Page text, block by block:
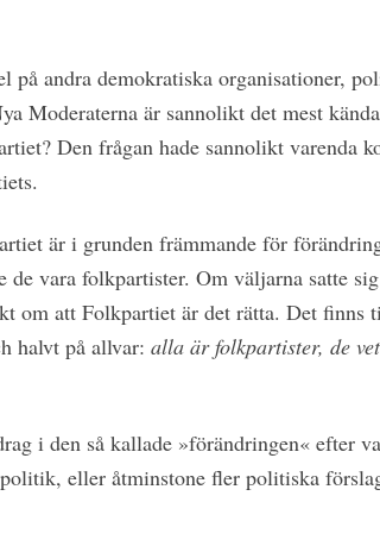
på andra demokratiska organisationer,
Moderaterna är sannolikt det mest
Den frågan hade sannolikt varenda
är i grunden främmande för
vara folkpartister. Om väljarna satte
om att Folkpartiet är det rätta. Det finns
halvt på allvar: alla är folkpartister, de
i den så kallade »förändringen« efter
eller åtminstone fler politiska